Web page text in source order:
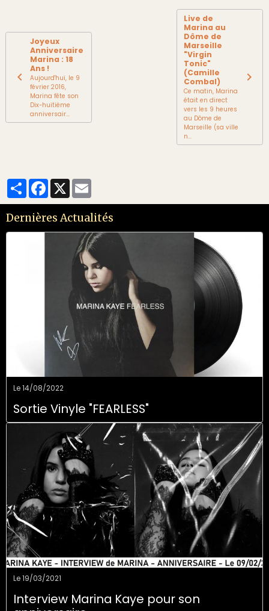
Joyeux
Anniversaire
Marina : 18
Ans !
Aujourd'hui, le 9
février 2016,
Marina fête son
Dix-huitième
anniversair...
Live de
Marina au
Dôme de
Marseille
"Virgin
Tonic"
(Camille
Combal)
Ce matin, Marina
était en direct
vers les 9 heures
au Dôme de
Marseille (sa ville
n...
PartagerFacebook
X
Dernières Actualités
Le 14/08/2022
Sortie Vinyle "FEARLESS"
Le 19/03/2021
Interview Marina Kaye pour son